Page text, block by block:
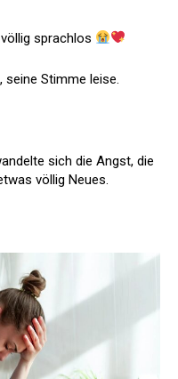
sprachlos
seine Stimme leise.
sich die Angst, die
völlig Neues.